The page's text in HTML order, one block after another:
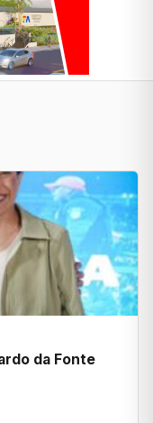
da Fonte